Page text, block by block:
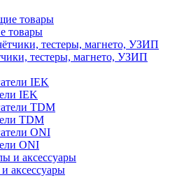
товары
тестеры, магнето, УЗИП
IEK
TDM
ONI
аксессуары